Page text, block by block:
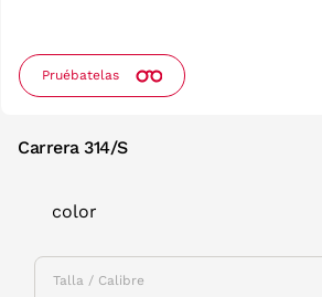
Pruébatelas
Carrera 314/S
color
Talla / Calibre